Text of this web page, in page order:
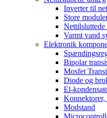
Inverter til
Store
Varmt vand
Elektronik
Bipolar
Mosfet
Diode og
El-
Modstand